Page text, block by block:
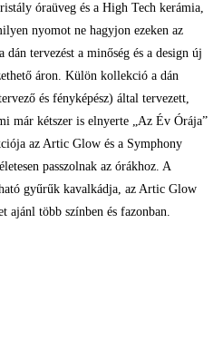
óraüveg és a High Tech kerámia,
nyomot ne hagyjon ezeken az
tervezést a minőség és a design új
áron. Külön kollekció a dán
és fényképész) által tervezett,
már kétszer is elnyerte „Az Év Órája”
az Artic Glow és a Symphony
passzolnak az órákhoz. A
gyűrűk kavalkádja, az Artic Glow
ajánl több színben és fazonban.